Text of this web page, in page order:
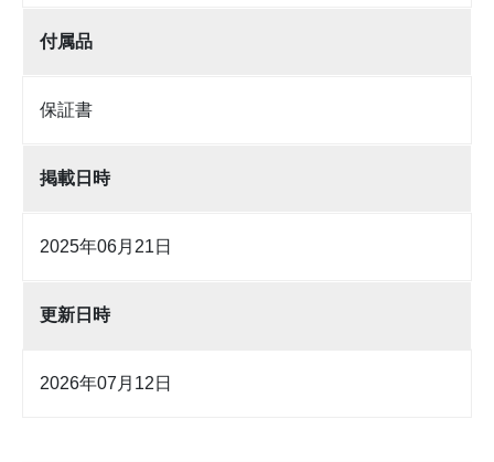
付属品
保証書
掲載日時
2025年06月21日
更新日時
2026年07月12日